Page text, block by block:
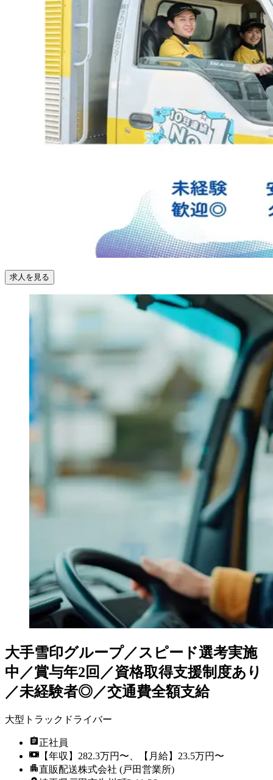
求人を見る
大手雪印グループ／スピード選考実施
中／賞与年2回／資格取得支援制度あり
／未経験者◎／交通費全額支給
大型トラックドライバー
正社員
【年収】282.3万円〜、【月給】23.5万円〜
直販配送株式会社 (戸田営業所)